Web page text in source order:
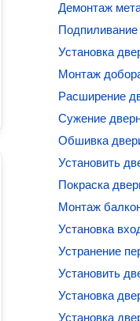
Демонтаж
Подпиливание
Установка
Монтаж
Расширение
Сужение
Обшивка
Установить
Покраска
Монтаж
Установка
Устранение
Установить
Установка
Установка